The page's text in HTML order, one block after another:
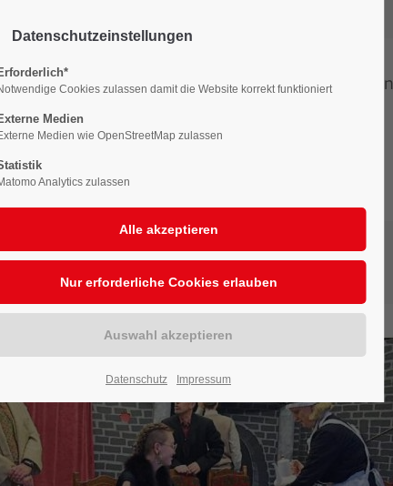
Kartenservice Unsere Bühne Sponsoren
Datenschutzeinstellungen
Cookies zulassen damit die Website korrekt funktioniert
Medien
Medien wie OpenStreetMap zulassen
Analytics zulassen
Datenschutz Impressum